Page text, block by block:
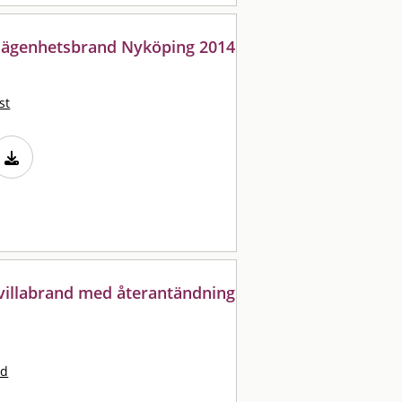
Nyköping 2014
med återantändning